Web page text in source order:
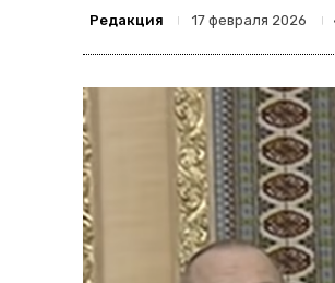
Редакция 17 февраля 2026